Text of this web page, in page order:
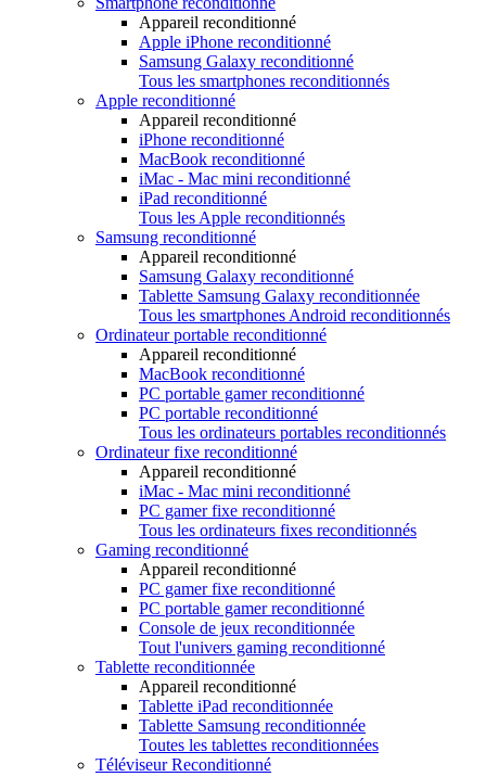
Appareil reconditionné
Apple iPhone reconditionné
Samsung Galaxy reconditionné
Tous les smartphones reconditionnés
Apple reconditionné
Appareil reconditionné
iPhone reconditionné
MacBook reconditionné
iMac - Mac mini reconditionné
iPad reconditionné
Tous les Apple reconditionnés
Samsung reconditionné
Appareil reconditionné
Samsung Galaxy reconditionné
Tablette Samsung Galaxy reconditionnée
Tous les smartphones Android reconditionnés
Ordinateur portable reconditionné
Appareil reconditionné
MacBook reconditionné
PC portable gamer reconditionné
PC portable reconditionné
Tous les ordinateurs portables reconditionnés
Ordinateur fixe reconditionné
Appareil reconditionné
iMac - Mac mini reconditionné
PC gamer fixe reconditionné
Tous les ordinateurs fixes reconditionnés
Gaming reconditionné
Appareil reconditionné
PC gamer fixe reconditionné
PC portable gamer reconditionné
Console de jeux reconditionnée
Tout l'univers gaming reconditionné
Tablette reconditionnée
Appareil reconditionné
Tablette iPad reconditionnée
Tablette Samsung reconditionnée
Toutes les tablettes reconditionnées
Téléviseur Reconditionné